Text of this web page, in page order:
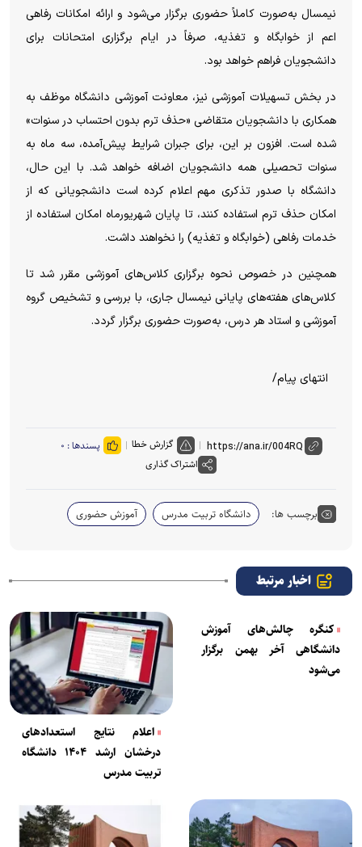
نیمسال به‌صورت کاملاً حضوری برگزار می‌شود و ارائه امکانات رفاهی
اعم از خوابگاه و تغذیه، صرفاً در ایام برگزاری امتحانات برای
دانشجویان فراهم خواهد بود.
در بخش تسهیلات آموزشی نیز، معاونت آموزشی دانشگاه موظف به
همکاری با دانشجویان متقاضی «حذف ترم بدون احتساب در سنوات»
شده است. افزون بر این، برای جبران شرایط پیش‌آمده، سه ماه به
سنوات تحصیلی همه دانشجویان اضافه خواهد شد. با این حال،
دانشگاه با صدور تذکری مهم اعلام کرده است دانشجویانی که از
امکان حذف ترم استفاده کنند، تا پایان شهریورماه امکان استفاده از
خدمات رفاهی (خوابگاه و تغذیه) را نخواهند داشت.
همچنین در خصوص نحوه برگزاری کلاس‌های آموزشی مقرر شد تا
کلاس‌های هفته‌های پایانی نیمسال جاری، با بررسی و تشخیص گروه
آموزشی و استاد هر درس، به‌صورت حضوری برگزار گردد.
انتهای پیام/
گزارش خطا پسندها : ۰
اشتراک گذاری
برچسب ها: دانشگاه تربیت مدرس آموزش حضوری
اخبار مرتبط
کنگره چالش‌های آموزش
دانشگاهی آخر بهمن برگزار
می‌شود
اعلام نتایج استعدادهای
درخشان ارشد ۱۴۰۴ دانشگاه
تربیت مدرس